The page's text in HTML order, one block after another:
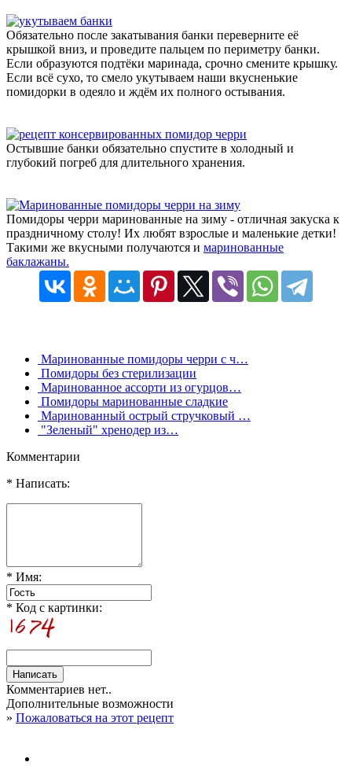
Обязательно после закатывания банки переверните её
крышкой вниз, и проведите пальцем по периметру банки.
Если образуются подтёки маринада, срочно смените крышку.
Если всё сухо, то смело укутываем наши вкусненькие
помидорки в одеяло и ждём их полного остывания.
Остывшие банки обязательно спустите в холодный и
глубокий погреб для длительного хранения.
Помидоры черри маринованные на зиму - отличная закуска к
праздничному столу! Их любят взрослые и маленькие детки!
Такими же вкусными получаются и маринованные
баклажаны.
Маринованные помидоры черри с ч…
Помидоры без стерилизации
Маринованное ассорти из огурцов…
Помидоры маринованные сладкие
Маринованный острый стручковый …
"Зеленый" хренодер из…
Комментарии
* Написать:
* Имя:
* Код с картинки:
Комментариев нет..
Дополнительные возможности
» Пожаловаться на этот рецепт